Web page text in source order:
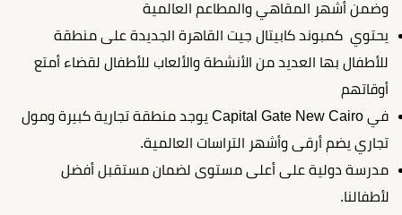
وضمن أشهر المقاهي والمطاعم العالمية
يحتوي كمبوند كابيتال جيت القاهرة الجديدة على منطقة
للأطفال بها العديد من الأنشطة والألعاب للأطفال لقضاء أمتع
أوقاتهم
في Capital Gate New Cairo يوجد منطقة تجارية كبيرة ومول
تجاري يضم أرقى وأشهر التراسات العالمية.
مدرسة دولية على أعلى مستوى لضمان مستقبل أفضل
لأطفالنا.